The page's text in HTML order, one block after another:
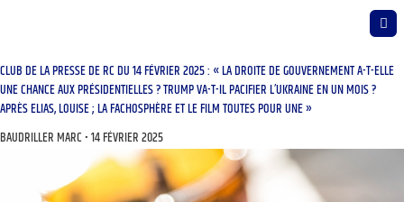
CLUB DE LA PRESSE DE RC DU 14 FÉVRIER 2025 : « LA DROITE DE GOUVERNEMENT A-T-ELLE
UNE CHANCE AUX PRÉSIDENTIELLES ? TRUMP VA-T-IL PACIFIER L’UKRAINE EN UN MOIS ?
APRÈS ELIAS, LOUISE ; LA FACHOSPHÈRE ET LE FILM TOUTES POUR UNE »
BAUDRILLER MARC 14 FÉVRIER 2025